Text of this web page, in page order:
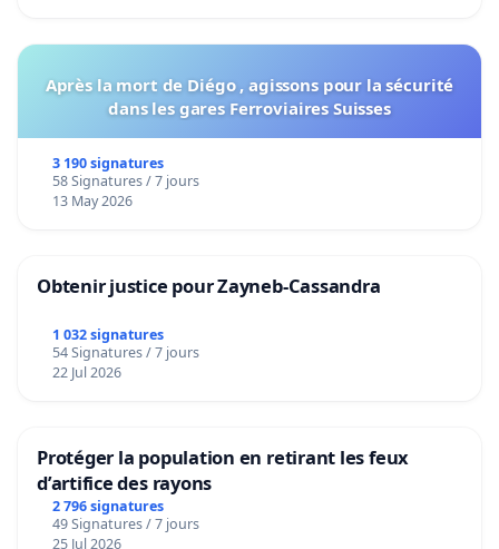
Après la mort de Diégo , agissons pour la sécurité
dans les gares Ferroviaires Suisses
3 190 signatures
58 Signatures / 7 jours
13 May 2026
Obtenir justice pour Zayneb-Cassandra
1 032 signatures
54 Signatures / 7 jours
22 Jul 2026
Protéger la population en retirant les feux
d’artifice des rayons
2 796 signatures
49 Signatures / 7 jours
25 Jul 2026